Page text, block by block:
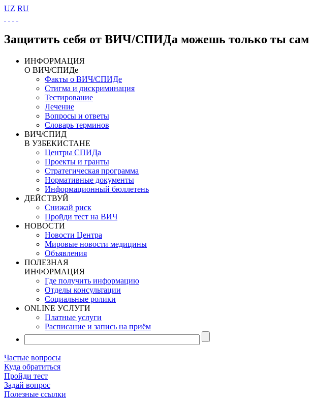
UZ RU
Защитить себя от ВИЧ/СПИДа можешь только ты сам
ИНФОРМАЦИЯ
О ВИЧ/СПИДе
Факты о ВИЧ/СПИДе
Стигма и дискриминация
Тестирование
Лечение
Вопросы и ответы
Словарь терминов
ВИЧ/СПИД
В УЗБЕКИСТАНЕ
Центры СПИДа
Проекты и гранты
Стратегическая программа
Нормативные документы
Информационный бюллетень
ДЕЙСТВУЙ
Снижай риск
Пройди тест на ВИЧ
НОВОСТИ
Новости Центра
Мировые новости медицины
Объявления
ПОЛЕЗНАЯ
ИНФОРМАЦИЯ
Где получить информацию
Отделы консультации
Социальные ролики
ONLINE УСЛУГИ
Платные услуги
Расписание и запись на приём
Частые вопросы
Куда обратиться
Пройди тест
Задай вопрос
Полезные ссылки